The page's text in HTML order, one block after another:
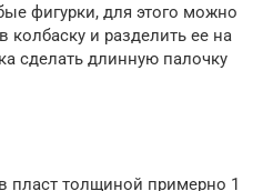
фигурки, для этого можно
колбаску и разделить ее на
сделать длинную палочку
пласт толщиной примерно 1